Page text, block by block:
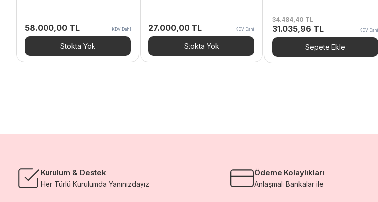
58.000,00 TL KDV Dahil
Stokta Yok
27.000,00 TL KDV Dahil
Stokta Yok
34.484,40TL
Orijinal
fiyat:
34.484,40 TL.
31.035,96 TLŞu
andaki
fiyat:
31.035,96 TL.
KDV Dahil
Sepete Ekle
Kurulum & Destek
Her Türlü Kurulumda Yanınızdayız
Ödeme Kolaylıkları
Anlaşmalı Bankalar ile